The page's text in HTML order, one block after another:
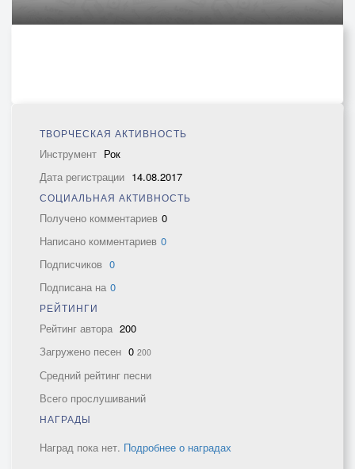
ТВОРЧЕСКАЯ АКТИВНОСТЬ
Инструмент Рок
Дата регистрации 14.08.2017
СОЦИАЛЬНАЯ АКТИВНОСТЬ
Получено комментариев 0
Написано комментариев 0
Подписчиков 0
Подписана на 0
РЕЙТИНГИ
Рейтинг автора 200
Загружено песен 0 200
Средний рейтинг песни
Всего прослушиваний
НАГРАДЫ
Наград пока нет. Подробнее о наградах